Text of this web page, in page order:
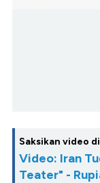
Saksikan video
Video: Iran
Teater" -